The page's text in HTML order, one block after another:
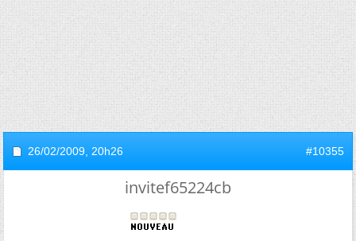
26/02/2009, 20h26 #10355
invitef65224cb